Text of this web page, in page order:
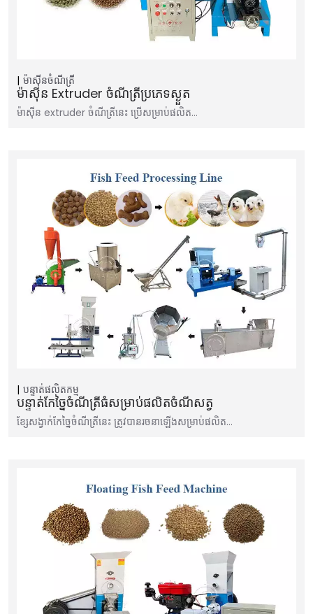
ម៉ាស៊ីនចំណីត្រី
ម៉ាស៊ីន Extruder ចំណីត្រីប្រភេទស្ងួត
ម៉ាស៊ីន extruder ចំណីត្រីនេះ ប្រើសម្រាប់ផលិត…
បន្ទាត់ផលិតកម្ម
បន្ទាត់កែច្នៃចំណីត្រីធំសម្រាប់ផលិតចំណីសត្វ
ខ្សែសង្វាក់កែច្នៃចំណីត្រីនេះ ត្រូវបានរចនាឡើងសម្រាប់ផលិត…